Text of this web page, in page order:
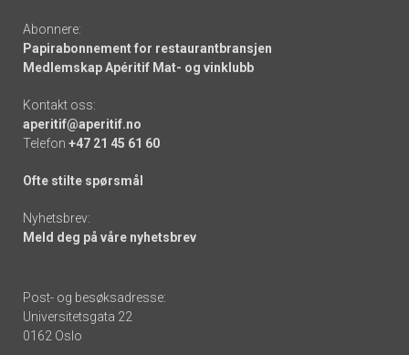
Abonnere:
Papirabonnement for restaurantbransjen
Medlemskap Apéritif Mat- og vinklubb
Kontakt oss:
aperitif@aperitif.no
Telefon +47 21 45 61 60
Ofte stilte spørsmål
Nyhetsbrev:
Meld deg på våre nyhetsbrev
Post- og besøksadresse:
Universitetsgata 22
0162 Oslo